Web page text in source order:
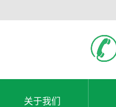
关于我们